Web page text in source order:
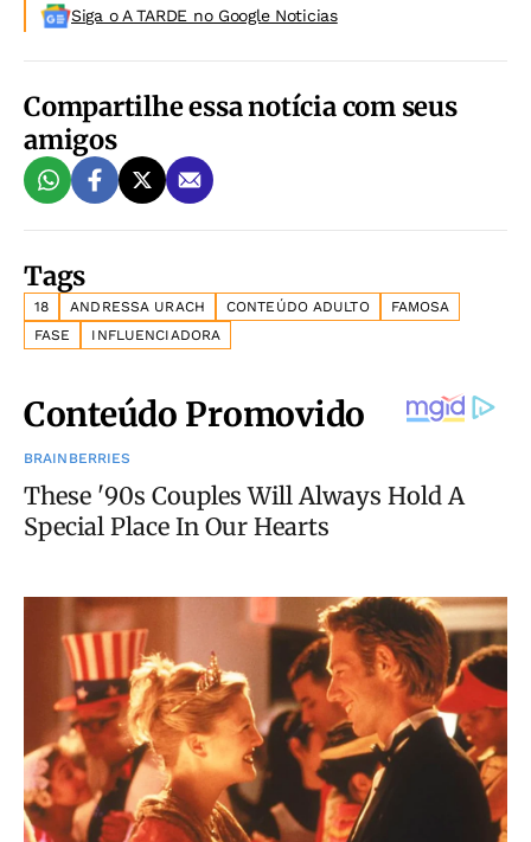
Siga o A TARDE no Google Noticias
Compartilhe essa notícia com seus
amigos
Tags
18 ANDRESSA URACH CONTEÚDO ADULTO
FAMOSA
FASE
INFLUENCIADORA